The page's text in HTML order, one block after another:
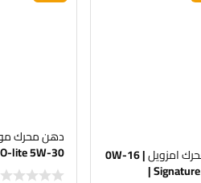
دهن محرك امزويل | 0W-16
|
lite 5W-30